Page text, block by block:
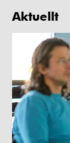
Aktuellt